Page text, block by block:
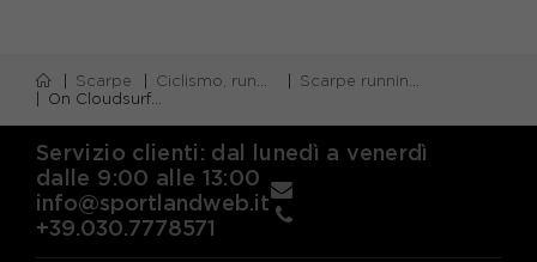
Scarpe Ciclismo, running e piscina
Scarpe running neutre
On Cloudsurfer Next Bianco Grigio - Scarpe Running Uomo
Servizio clienti: dal lunedì a venerdì
dalle 9:00 alle 13:00
info@sportlandweb.it
+39.030.7778571